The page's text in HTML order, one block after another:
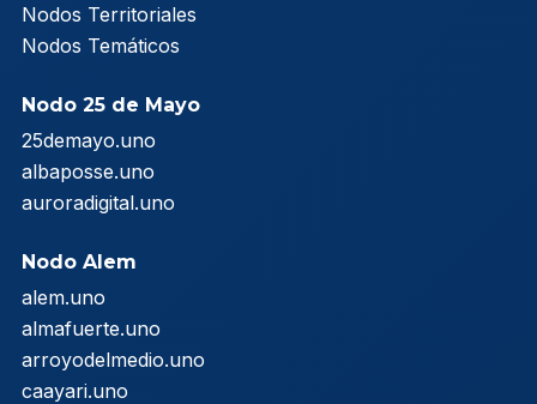
Nodos Territoriales
Nodos Temáticos
Nodo 25 de Mayo
25demayo.uno
albaposse.uno
auroradigital.uno
Nodo Alem
alem.uno
almafuerte.uno
arroyodelmedio.uno
caayari.uno